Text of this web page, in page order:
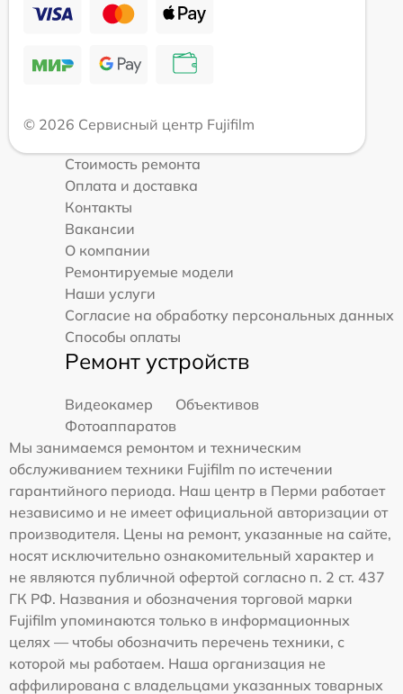
© 2026 Сервисный центр Fujifilm
Стоимость ремонта
Оплата и доставка
Контакты
Вакансии
О компании
Ремонтируемые модели
Наши услуги
Согласие на обработку персональных данных
Способы оплаты
Ремонт устройств
Видеокамер
Объективов
Фотоаппаратов
Мы занимаемся ремонтом и техническим
обслуживанием техники Fujifilm по истечении
гарантийного периода. Наш центр в Перми работает
независимо и не имеет официальной авторизации от
производителя. Цены на ремонт, указанные на сайте,
носят исключительно ознакомительный характер и
не являются публичной офертой согласно п. 2 ст. 437
ГК РФ. Названия и обозначения торговой марки
Fujifilm упоминаются только в информационных
целях — чтобы обозначить перечень техники, с
которой мы работаем. Наша организация не
аффилирована с владельцами указанных товарных